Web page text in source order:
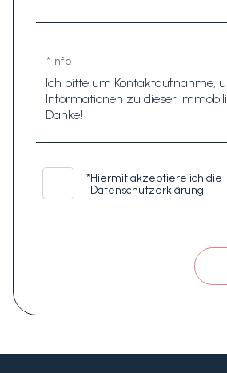
* Info
*Hiermit akzeptiere ich die
Datenschutzerklärung